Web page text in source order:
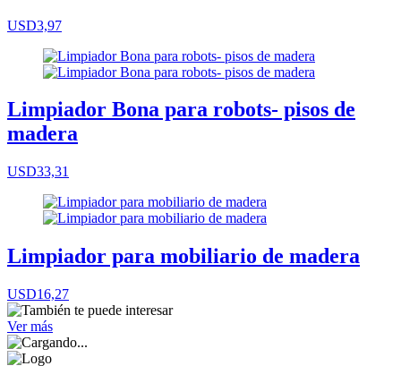
USD3,97
Limpiador Bona para robots- pisos de
madera
USD33,31
Limpiador para mobiliario de madera
USD16,27
Ver más